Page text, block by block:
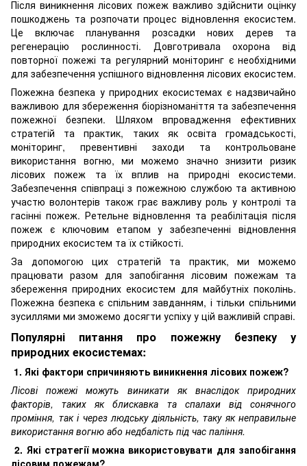
Після виникнення лісових пожеж важливо здійснити оцінку
пошкоджень та розпочати процес відновлення екосистем.
Це включає планування розсадки нових дерев та
регенерацію рослинності. Довготривала охорона від
повторної пожежі та регулярний моніторинг є необхідними
для забезпечення успішного відновлення лісових екосистем.
Пожежна безпека у природних екосистемах є надзвичайно
важливою для збереження біорізноманіття та забезпечення
пожежної безпеки. Шляхом впровадження ефективних
стратегій та практик, таких як освіта громадськості,
моніторинг, превентивні заходи та контрольоване
використання вогню, ми можемо значно знизити ризик
лісових пожеж та їх вплив на природні екосистеми.
Забезпечення співпраці з пожежною службою та активною
участю волонтерів також грає важливу роль у контролі та
гасінні пожеж. Ретельне відновлення та реабілітація після
пожеж є ключовим етапом у забезпеченні відновлення
природних екосистем та їх стійкості.
За допомогою цих стратегій та практик, ми можемо
працювати разом для запобігання лісовим пожежам та
збереження природних екосистем для майбутніх поколінь.
Пожежна безпека є спільним завданням, і тільки спільними
зусиллями ми зможемо досягти успіху у цій важливій справі.
Популярні питання про пожежну безпеку у
природних екосистемах:
1. Які фактори спричиняють виникнення лісових пожеж?
Лісові пожежі можуть виникати як внаслідок природних
факторів, таких як блискавка та спалахи від сонячного
проміння, так і через людську діяльність, таку як неправильне
використання вогню або недбалість під час паління.
2. Які стратегії можна використовувати для запобігання